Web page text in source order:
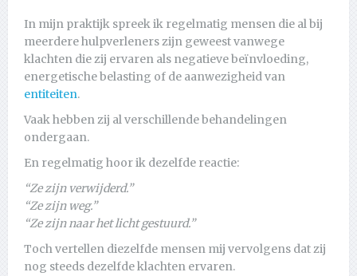
In mijn praktijk spreek ik regelmatig mensen die al bij
meerdere hulpverleners zijn geweest vanwege
klachten die zij ervaren als negatieve beïnvloeding,
energetische belasting of de aanwezigheid van
entiteiten.
Vaak hebben zij al verschillende behandelingen
ondergaan.
En regelmatig hoor ik dezelfde reactie:
“Ze zijn verwijderd.”
“Ze zijn weg.”
“Ze zijn naar het licht gestuurd.”
Toch vertellen diezelfde mensen mij vervolgens dat zij
nog steeds dezelfde klachten ervaren.